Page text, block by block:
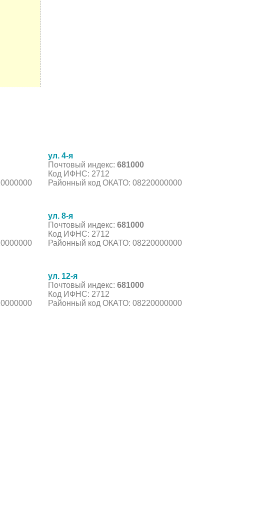
ул. 4-я
Почтовый индекс: 681000
Код ИФНС: 2712
Районный код ОКАТО: 08220000000
ул. 8-я
Почтовый индекс: 681000
Код ИФНС: 2712
Районный код ОКАТО: 08220000000
ул. 12-я
Почтовый индекс: 681000
Код ИФНС: 2712
Районный код ОКАТО: 08220000000